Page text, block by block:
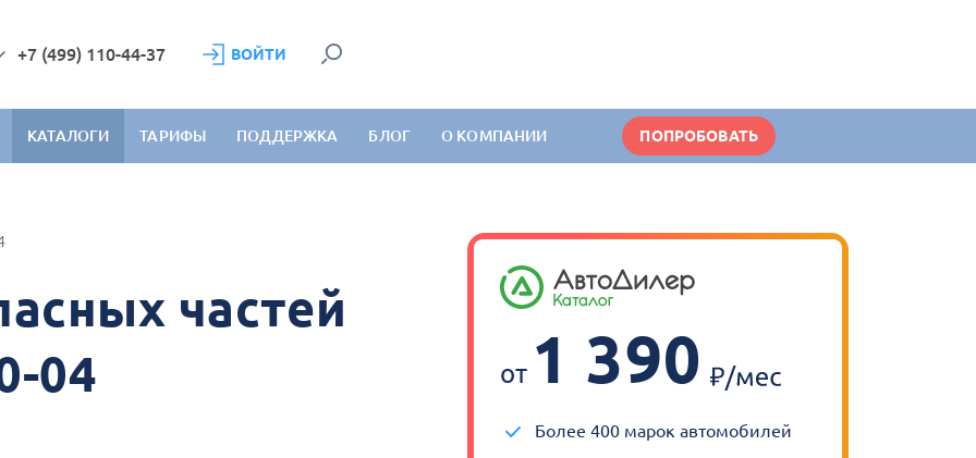
+7 (499) 110-44-37 ВОЙТИ
КАТАЛОГИ ТАРИФЫ ПОДДЕРЖКА БЛОГ О КОМПАНИИ ПОПРОБОВАТЬ
частей
04
от 1 390
Более 400 марок автомобилей